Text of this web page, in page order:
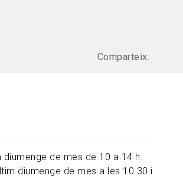
Comparteix:
de mes de 10 a 14 h.
diumenge de mes a les 10.30 i